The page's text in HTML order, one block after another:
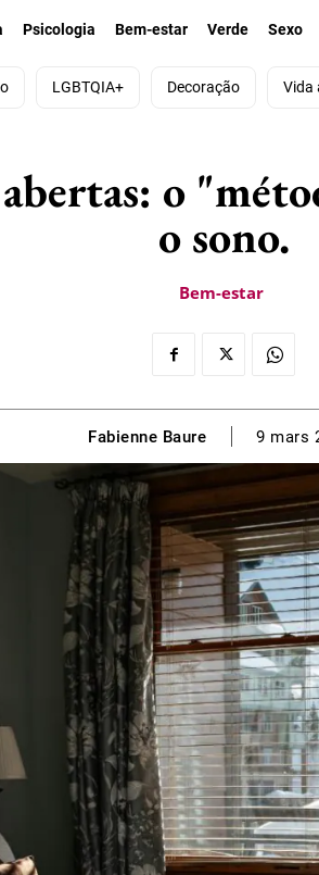
Psicologia Bem-estar Verde Sexo
LGBTQIA+ Decoração Vida
o
o sono.
Bem-estar
Fabienne Baure 9 mars